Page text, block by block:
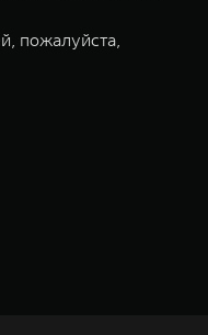
пожалуйста,
производитель
на